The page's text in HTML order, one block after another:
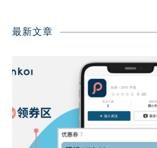
最新文章